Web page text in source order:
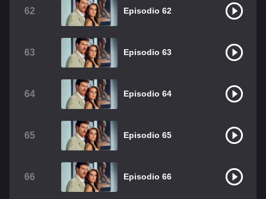
62 Episodio 62
63 Episodio 63
64 Episodio 64
65 Episodio 65
66 Episodio 66